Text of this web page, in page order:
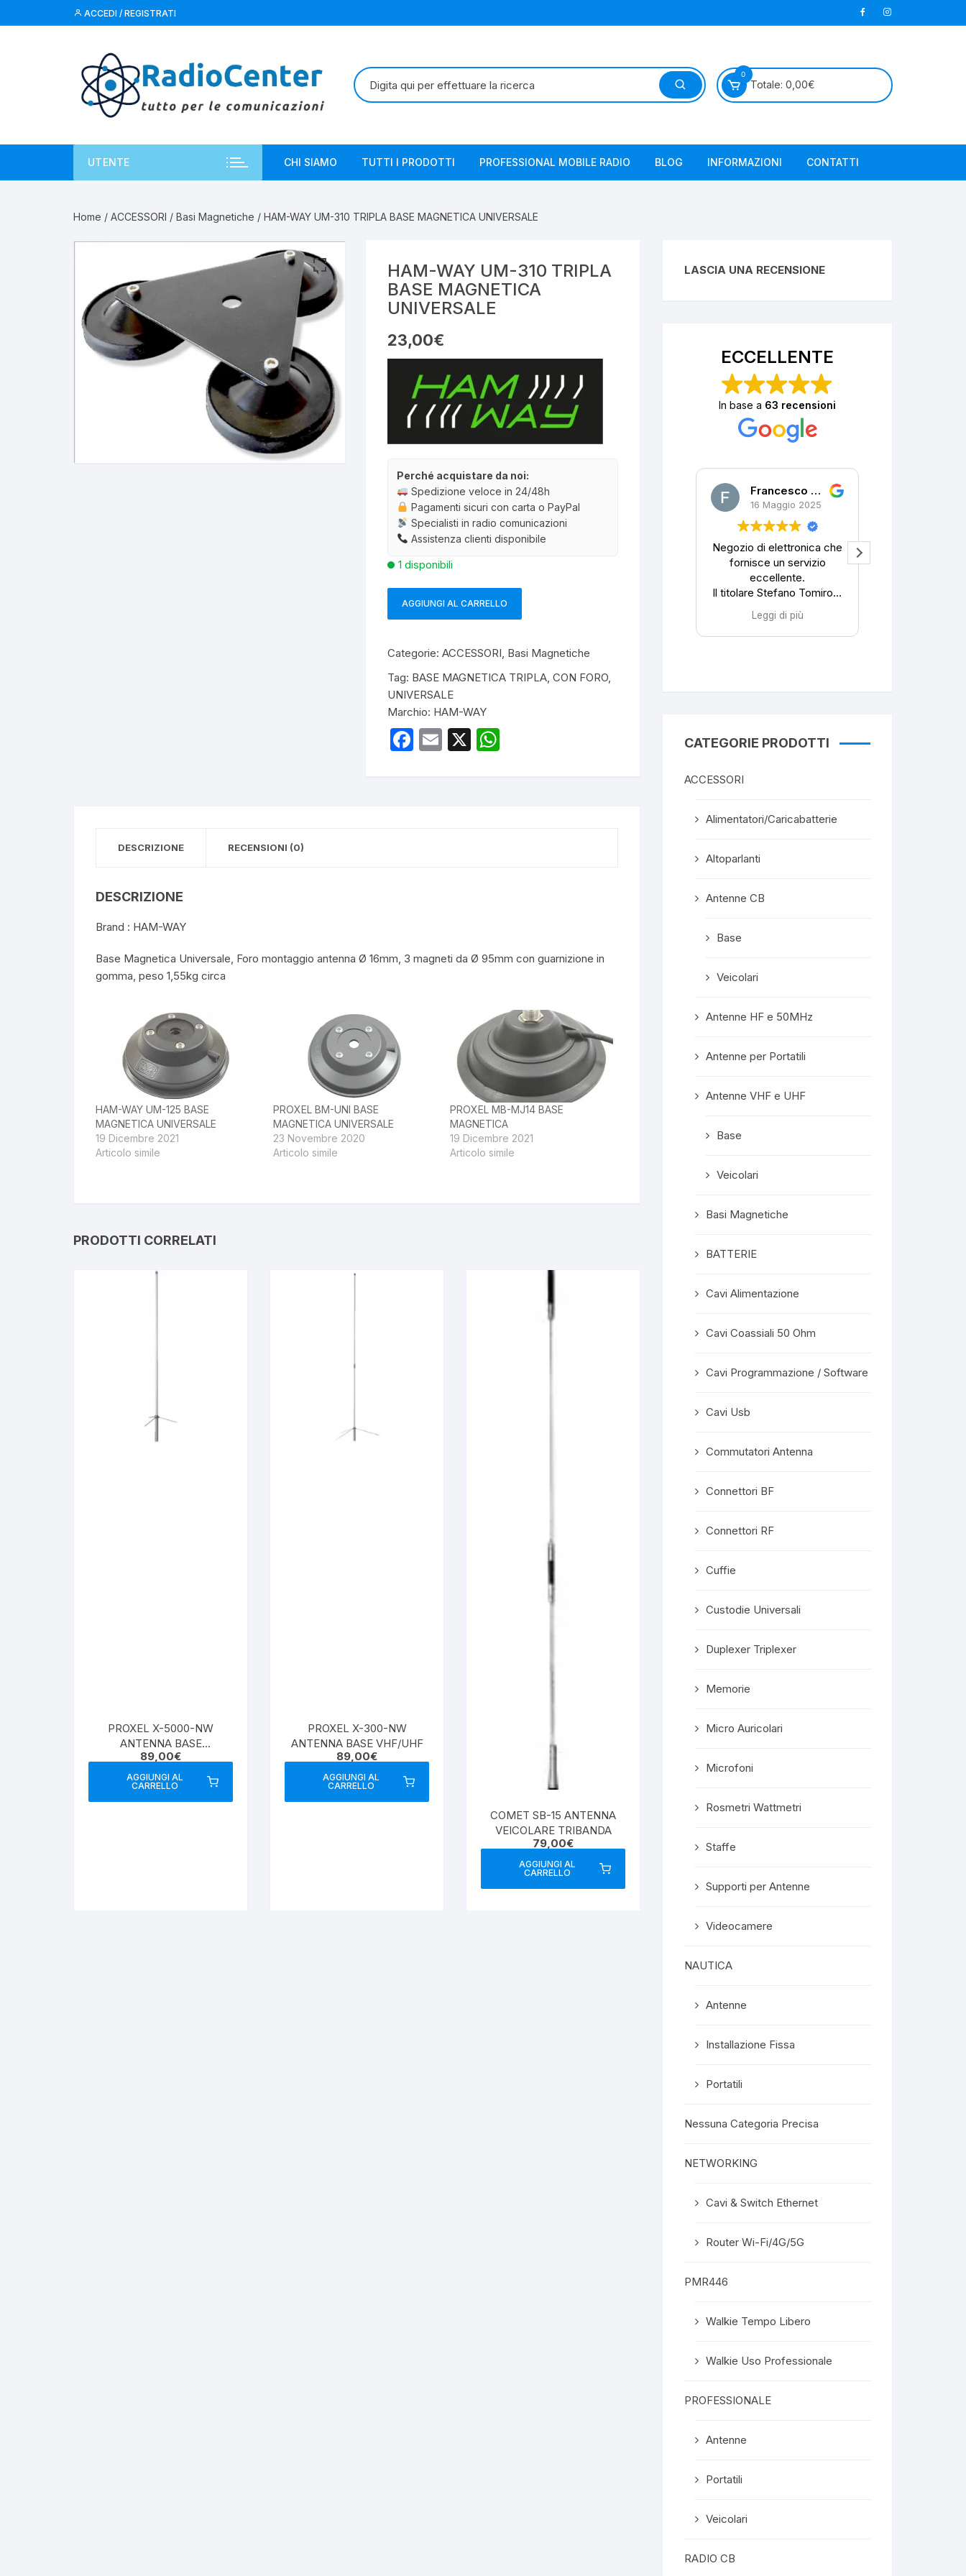
al
ACCEDI / REGISTRATI
Cerca: 0
Totale: 0,00€
UTENTE CHI SIAMO TUTTI I PRODOTTI PROFESSIONAL MOBILE RADIO BLOG INFORMAZIONI CONTATTI
Home / ACCESSORI / Basi Magnetiche / HAM-WAY UM-310 TRIPLA BASE MAGNETICA UNIVERSALE
HAM-WAY UM-310 TRIPLA
BASE MAGNETICA
UNIVERSALE
23,00€
Perché acquistare da noi:
Spedizione veloce in 24/48h
Pagamenti sicuri con carta o PayPal
Specialisti in radio comunicazioni
Assistenza clienti disponibile
1 disponibili
HAM-
TRIPLA
BASE
MAGNETICA
UNIVERSALE
quantità
AGGIUNGI AL CARRELLO
Categorie:ACCESSORI Basi Magnetiche
Tag: BASE MAGNETICA TRIPLA ,CON FORO
UNIVERSALE
Marchio: HAM-WAY
F
E
X
DESCRIZIONE RECENSIONI (0)
DESCRIZIONE
Brand : HAM-WAY
Base Magnetica Universale, Foro montaggio antenna Ø 16mm, 3 magneti da Ø 95mm con guarnizione in
gomma, peso 1,55kg circa
HAM-WAY UM-125 BASE
MAGNETICA UNIVERSALE
19 Dicembre 2021
Articolo simile
PROXEL BM-UNI BASE
MAGNETICA UNIVERSALE
23 Novembre 2020
Articolo simile
PROXEL MB-MJ14 BASE
MAGNETICA
19 Dicembre 2021
Articolo simile
PRODOTTI CORRELATI
PROXEL X-5000-NW
ANTENNA BASE
144/430/1200
89,00€
AGGIUNGI AL
CARRELLO
PROXEL X-300-NW
ANTENNA BASE VHF/UHF
89,00€
AGGIUNGI AL
CARRELLO
COMET SB-15 ANTENNA
VEICOLARE TRIBANDA
79,00€
AGGIUNGI AL
CARRELLO
LASCIA UNA RECENSIONE
ECCELLENTE
In base a 63 recensioni
Francesco DALLA PORTA
16 Maggio 2025
Negozio di elettronica che
Il titolare Stefano Tomirotti
disponibilità.
offre pari possibilità anche
Risposta dal
Grazie Francesco!
P. R.
Ho telefonato al
proprietario, sul suo
cellulare, alle 15:50 del
7/4/2025. Il breve
preciso ed esaustivo.
Aveva nella sua
giunto nei due giorni
eccellentemente
Grazie mille, gentilissimo!
CATEGORIE PRODOTTI
ACCESSORI
Alimentatori/Caricabatterie
Altoparlanti
Antenne CB
Base
Veicolari
Antenne HF e 50MHz
Antenne per Portatili
Antenne VHF e UHF
Base
Veicolari
Basi Magnetiche
BATTERIE
Cavi Alimentazione
Cavi Coassiali 50 Ohm
Cavi Programmazione / Software
Cavi Usb
Commutatori Antenna
Connettori BF
Connettori RF
Cuffie
Custodie Universali
Duplexer Triplexer
Memorie
Micro Auricolari
Microfoni
Rosmetri Wattmetri
Staffe
Supporti per Antenne
Videocamere
NAUTICA
Antenne
Installazione Fissa
Portatili
Nessuna Categoria Precisa
NETWORKING
Cavi & Switch Ethernet
Router Wi-Fi/4G/5G
PMR446
Walkie Tempo Libero
Walkie Uso Professionale
PROFESSIONALE
Antenne
Portatili
Veicolari
RADIO CB